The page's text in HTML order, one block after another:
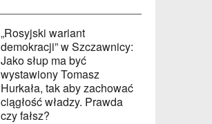
„Rosyjski wariant
demokracji” w Szczawnicy:
Jako słup ma być
wystawiony Tomasz
Hurkała, tak aby zachować
ciągłość władzy. Prawda
czy fałsz?